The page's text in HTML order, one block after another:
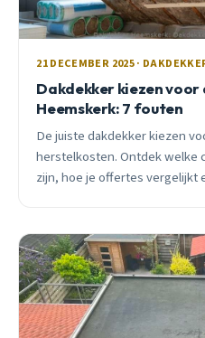
21 DECEMBER 2025 ·
Dakdekker kiezen
Heemskerk: 7 fouten
De juiste dakdekker kiezen
herstelkosten. Ontdek welke
zijn, hoe je offertes vergelijkt